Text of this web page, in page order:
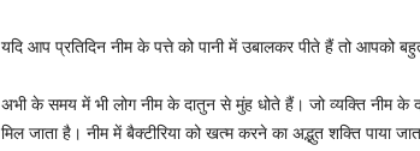
यदि आप प्रतिदिन नीम के पत्ते को पानी में उबालकर पीते हैं तो आपको
अभी के समय में भी लोग नीम के दातुन से मुंह धोते हैं। जो व्यक्ति नीम के
मिल जाता है। नीम में बैक्टीरिया को खत्म करने का अद्भुत शक्ति पाया